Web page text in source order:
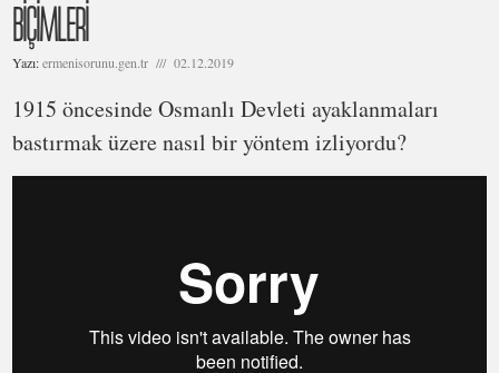
BİÇİMLERİ
Yazı:ermenisorunu.gen.tr /// 02.12.2019
1915 öncesinde Osmanlı Devleti ayaklanmaları
bastırmak üzere nasıl bir yöntem izliyordu?